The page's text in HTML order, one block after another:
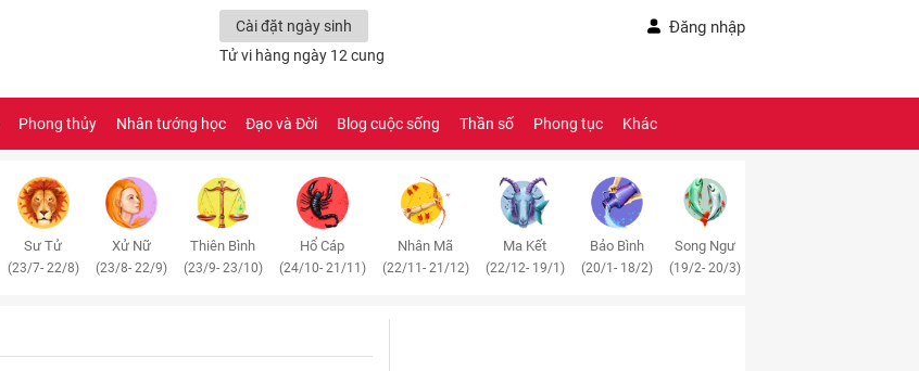
Cài đặt ngày sinh Đăng nhập
Tử vi hàng ngày 12 cung
Phong thủy Nhân tướng học Đạo và Đời Blog cuộc sống Thần số Phong tục Khác
Sư Tử
(23/7- 22/8)
Xử Nữ
(23/8- 22/9)
Thiên Bình
(23/9- 23/10)
Hổ Cáp
(24/10- 21/11)
Nhân Mã
(22/11- 21/12)
Ma Kết
(22/12- 19/1)
Bảo Bình
(20/1- 18/2)
Song Ngư
(19/2- 20/3)